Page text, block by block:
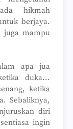
hikmah
berjaya.
juga mampu
apa jua
duka...
ketika
Sebaliknya,
diri
ingin